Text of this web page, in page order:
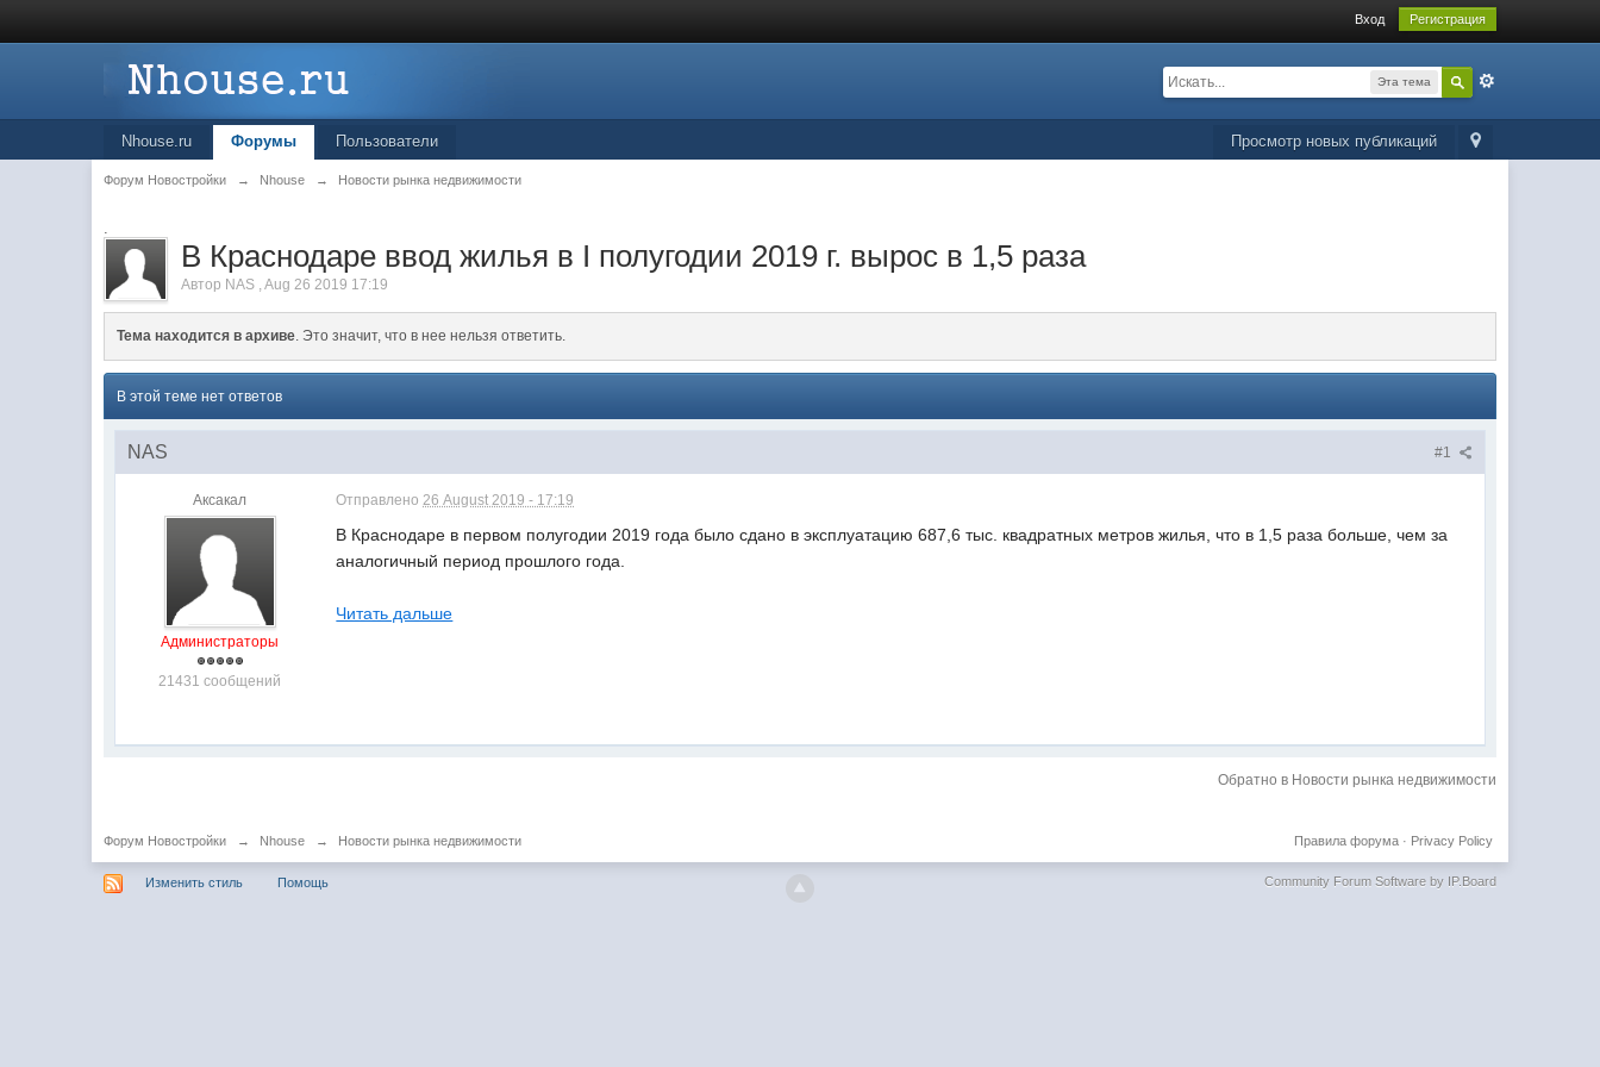
Вход Регистрация
Эта тема
Просмотр новых публикаций
Nhouse.ru Форумы Пользователи
Форум Новостройки → Nhouse → Новости рынка недвижимости
.
В Краснодаре ввод жилья в I полугодии 2019 г. вырос в 1,5 раза
Автор NAS ,Aug 26 2019 17:19
Тема находится в архиве. Это значит, что в нее нельзя ответить.
В этой теме нет ответов
#1
NAS
Аксакал
Администраторы
21431 сообщений
Отправлено26 August 2019 - 17:19
В Краснодаре в первом полугодии 2019 года было сдано в эксплуатацию 687,6 тыс. квадратных метров жилья, что в 1,5 раза больше, чем за
аналогичный период прошлого года.
Читать дальше
Обратно в Новости рынка недвижимости
Форум Новостройки → Nhouse → Новости рынка недвижимости Privacy Policy
Правила форума·
Изменить стиль Помощь Community Forum Software by IP.Board